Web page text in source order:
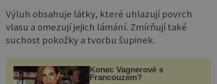
Výluh obsahuje látky, které uhlazují povrch
vlasu a omezují jejich lámání. Zmírňují také
suchost pokožky a tvorbu šupinek.
Konec Vagnerové s
Francouzem?